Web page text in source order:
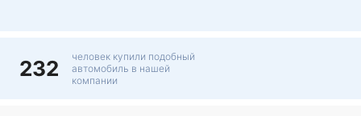
232
человек купили подобный
автомобиль в нашей
компании